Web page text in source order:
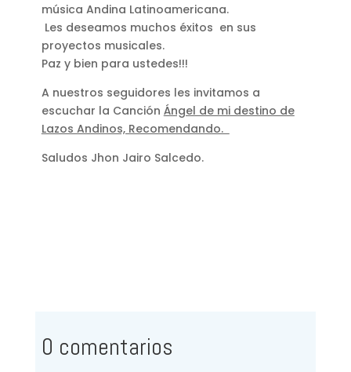
música Andina Latinoamericana.
Les deseamos muchos éxitos en sus
proyectos musicales.
Paz y bien para ustedes!!!
A nuestros seguidores les invitamos a
escuchar la Canción Ángel de mi destino de
Lazos Andinos, Recomendando.
Saludos Jhon Jairo Salcedo.
0 comentarios